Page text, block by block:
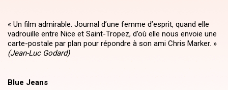
« Un film admirable. Journal d’une femme d’esprit, quand elle
vadrouille entre Nice et Saint-Tropez, d’où elle nous envoie une
carte-postale par plan pour répondre à son ami Chris Marker. »
(Jean-Luc Godard)
Blue Jeans